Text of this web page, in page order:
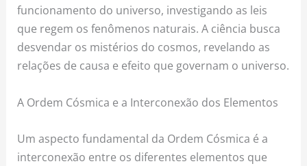
funcionamento do universo, investigando as leis
que regem os fenômenos naturais. A ciência busca
desvendar os mistérios do cosmos, revelando as
relações de causa e efeito que governam o universo.
A Ordem Cósmica e a Interconexão dos Elementos
Um aspecto fundamental da Ordem Cósmica é a
interconexão entre os diferentes elementos que